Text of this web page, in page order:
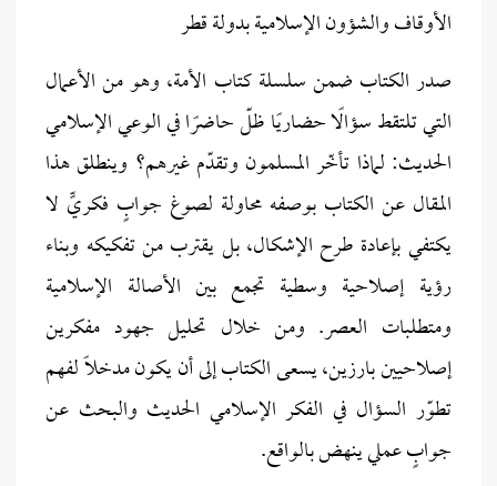
الأوقاف والشؤون الإسلامية بدولة قطر
صدر الكتاب ضمن سلسلة كتاب الأمة، وهو من الأعمال
التي تلتقط سؤالًا حضاريًا ظلّ حاضرًا في الوعي الإسلامي
الحديث: لماذا تأخّر المسلمون وتقدّم غيرهم؟ وينطلق هذا
المقال عن الكتاب بوصفه محاولة لصوغ جوابٍ فكريٍّ لا
يكتفي بإعادة طرح الإشكال، بل يقترب من تفكيكه وبناء
رؤية إصلاحية وسطية تجمع بين الأصالة الإسلامية
ومتطلبات العصر. ومن خلال تحليل جهود مفكرين
إصلاحيين بارزين، يسعى الكتاب إلى أن يكون مدخلًا لفهم
تطوّر السؤال في الفكر الإسلامي الحديث والبحث عن
جوابٍ عملي ينهض بالواقع.